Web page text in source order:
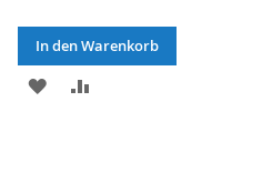
In den Warenkorb
ZUR